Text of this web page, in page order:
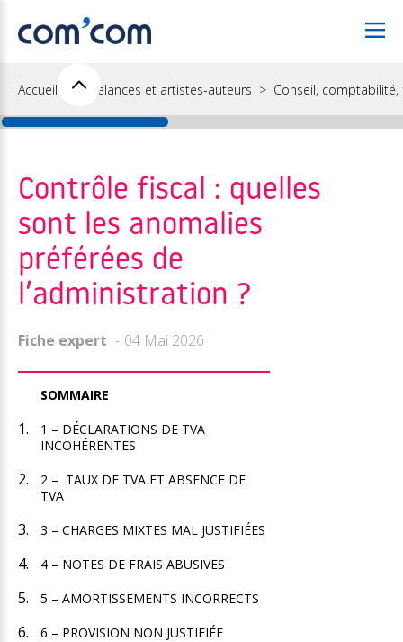
Accueil Freelances et artistes-auteurs Conseil, comptabilité,
Contrôle fiscal : quelles
sont les anomalies
préférées de
l’administration ?
Fiche expert 04 Mai 2026
SOMMAIRE
1 – DÉCLARATIONS DE TVA
INCOHÉRENTES
2 – TAUX DE TVA ET ABSENCE DE
TVA
3 – CHARGES MIXTES MAL JUSTIFIÉES
4 – NOTES DE FRAIS ABUSIVES
5 – AMORTISSEMENTS INCORRECTS
6 – PROVISION NON JUSTIFIÉE